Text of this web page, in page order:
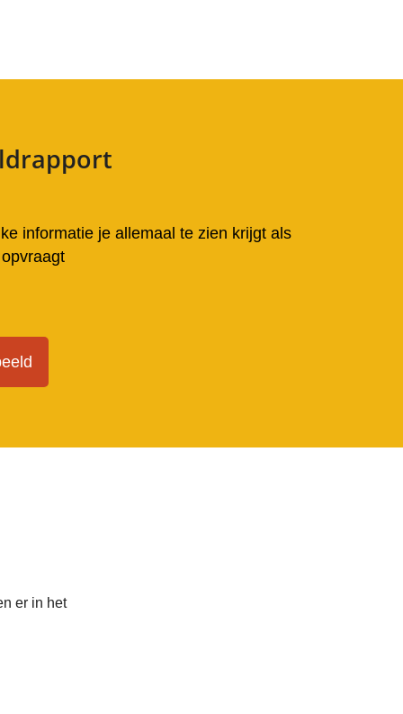
informatie je allemaal te zien krijgt als
er in het